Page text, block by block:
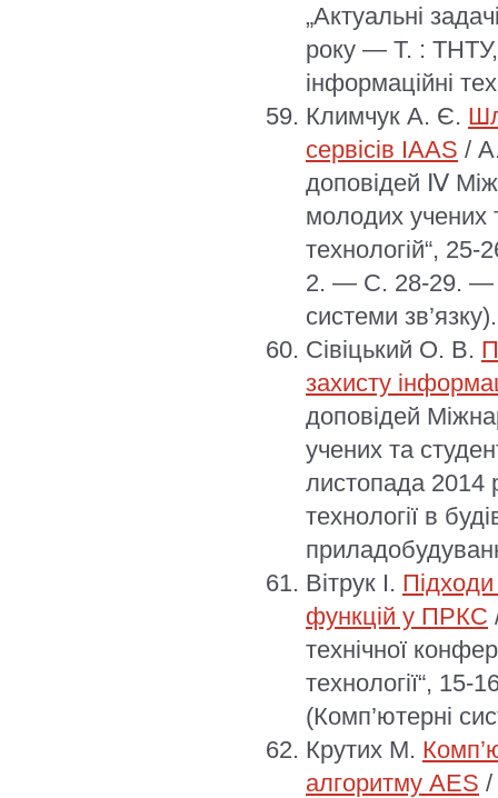
„Актуальні
року — Т. :
інформаційні
Климчук А. Є.
сервісів IAAS /
доповідей Ⅳ
молодих учених
технологій“,
2. — С. 28-29. —
системи зв’язку).
Сівіцький О. В.
захисту
доповідей
учених та
листопада
технології в
Вітрук І.
функцій у ПРКС
технічної
технології“,
(Комп’ютерні
Крутих М.
алгоритму AES /